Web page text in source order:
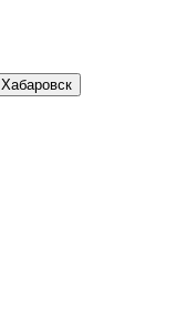
Хабаровск